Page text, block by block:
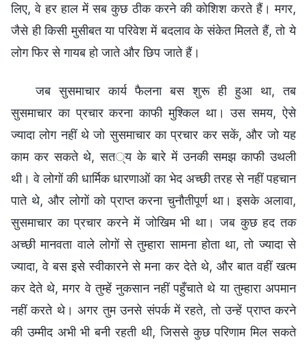
लिए, वे हर हाल में सब कुछ ठीक करने की कोशिश करते हैं। मगर,
जैसे ही किसी मुसीबत या परिवेश में बदलाव के संकेत मिलते हैं, तो ये
लोग फिर से गायब हो जाते और छिप जाते हैं।
जब सुसमाचार कार्य फैलना बस शुरू ही हुआ था, तब
सुसमाचार का प्रचार करना काफी मुश्किल था। उस समय, ऐसे
ज्यादा लोग नहीं थे जो सुसमाचार का प्रचार कर सकें, और जो यह
काम कर सकते थे, सत्य के बारे में उनकी समझ काफी उथली
थी। वे लोगों की धार्मिक धारणाओं का भेद अच्छी तरह से नहीं पहचान
पाते थे, और लोगों को प्राप्त करना चुनौतीपूर्ण था। इसके अलावा,
सुसमाचार का प्रचार करने में जोखिम भी था। जब कुछ हद तक
अच्छी मानवता वाले लोगों से तुम्हारा सामना होता था, तो ज्यादा से
ज्यादा, वे बस इसे स्वीकारने से मना कर देते थे, और बात वहीं खत्म
कर देते थे, मगर वे तुम्हें नुकसान नहीं पहुँचाते थे या तुम्हारा अपमान
नहीं करते थे। अगर तुम उनसे संपर्क में रहते, तो उन्हें प्राप्त करने
की उम्मीद अभी भी बनी रहती थी, जिससे कुछ परिणाम मिल सकते